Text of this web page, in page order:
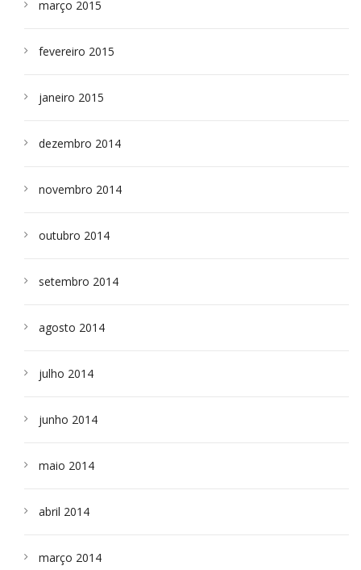
março 2015
fevereiro 2015
janeiro 2015
dezembro 2014
novembro 2014
outubro 2014
setembro 2014
agosto 2014
julho 2014
junho 2014
maio 2014
abril 2014
março 2014